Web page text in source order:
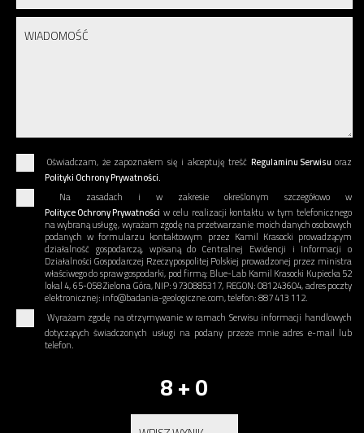
Oświadczam, że zapoznałem się i akceptuję treść Regulaminu Serwisu oraz
Polityki Ochrony Prywatności.
Na zasadach i w zakresie określonym szczegółowo w
Polityce Ochrony Prywatności w celu realizacji kontaktu w tym telefonicznego
na wybraną usługę, wyrażam zgodę na przetwarzanie moich danych osobowych
podanych w formularzu kontaktowym przez Kamil Krasocki prowadzącym
działalność gospodarczą, wpisaną do Centralnej Ewidencji i Informacji o
Działalności Gospodarczej Rzeczypospolitej Polskiej prowadzonej przez ministra
właściwego do spraw gospodarki, pod firmą: Blue-Lab Kamil Krasocki Kupiecka 52
lokal 4, 65-058 Zielona Góra, NIP: 9730885317, REGON: 081243604, adres poczty
elektronicznej: info@badania-geologiczne.com, telefon: 887 413 112.
Wyrażam zgodę na otrzymywanie w ramach Serwisu informacji handlowych
dotyczących świadczonych usługi na podany przeze mnie adres e-mail lub
telefon.
8 + 0